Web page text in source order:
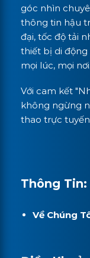
góc nhìn
thông tin hậu
đại, tốc độ tải
thiết bị di
mọi lúc, mọi nơi.
Với cam kết
không ngừng
thao trực
Thông Tin:
Về Chúng